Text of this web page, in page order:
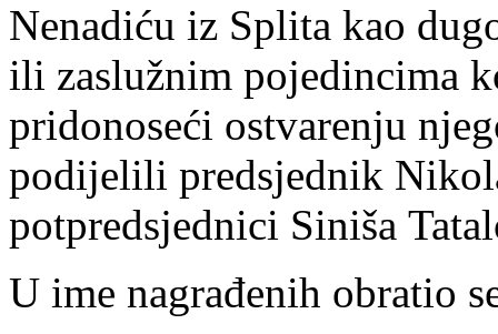
Nenadiću iz Splita kao
ili zaslužnim pojedincima
pridonoseći ostvarenju
podijelili predsjednik
potpredsjednici Siniša
U ime nagrađenih obratio